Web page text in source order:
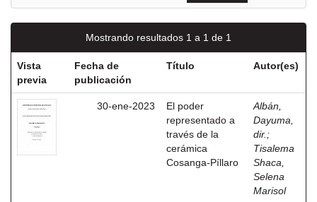
Mostrando resultados 1 a 1 de 1
Vista
previa
Fecha de
publicación
Título Autor(es)
30-ene-2023
El poder
representado a
través de la
cerámica
Cosanga-Píllaro
Albán,
Dayuma,
dir. ;
Tisalema
Shaca,
Selena
Marisol